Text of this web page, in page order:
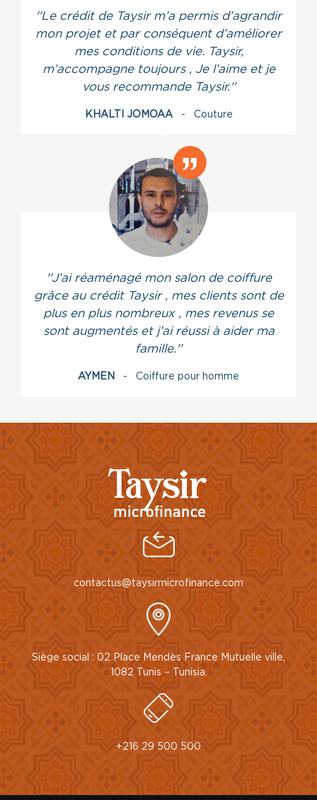
''Le crédit de Taysir m’a permis d’agrandir
mon projet et par conséquent d’améliorer
mes conditions de vie. Taysir,
m’accompagne toujours , Je l’aime et je
vous recommande Taysir.''
KHALTI JOMOAA- Couture
''J’ai réaménagé mon salon de coiffure
grâce au crédit Taysir , mes clients sont de
plus en plus nombreux , mes revenus se
sont augmentés et j’ai réussi à aider ma
famille.''
AYMEN - Coiffure pour homme
contactus@taysirmicrofinance.com
Siège social : 02 Place Mendès France Mutuelle ville,
1082 Tunis – Tunisia.
+216 29 500 500